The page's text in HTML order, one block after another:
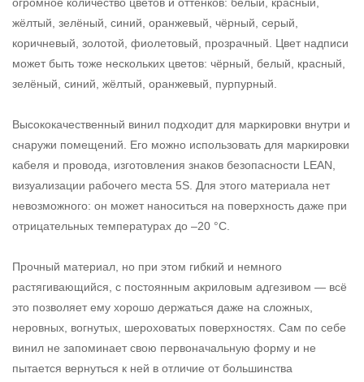
жёлтый, зелёный, синий, оранжевый, чёрный, серый,
коричневый, золотой, фиолетовый, прозрачный. Цвет надписи
может быть тоже нескольких цветов: чёрный, белый, красный,
зелёный, синий, жёлтый, оранжевый, пурпурный.
Высококачественный винил подходит для маркировки внутри и
снаружи помещений. Его можно использовать для маркировки
кабеля и провода, изготовления знаков безопасности LEAN,
визуализации рабочего места 5S. Для этого материала нет
невозможного: он может наноситься на поверхность даже при
отрицательных температурах до –20 °С.
Прочный материал, но при этом гибкий и немного
растягивающийся, с постоянным акриловым адгезивом — всё
это позволяет ему хорошо держаться даже на сложных,
неровных, вогнутых, шероховатых поверхностях. Сам по себе
винил не запоминает свою первоначальную форму и не
пытается вернуться к ней в отличие от большинства